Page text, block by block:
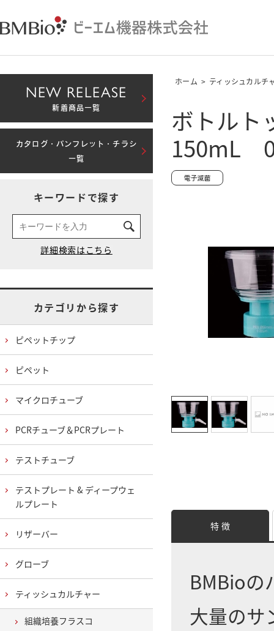
ホーム > ティッシュカルチ
ボトルト
150mL
特 徴
BMBioの
大量のサ
NEW RELEASE
新着商品一覧
カタログ・パンフレット・チラシ
一覧
キーワードで探す
カテゴリから探す
ピペットチップ
ピペット
マイクロチューブ
PCRチューブ＆PCRプレート
テストチューブ
テストプレート & ディープウェ
ルプレート
リザーバー
グローブ
ティッシュカルチャー
組織培養フラスコ